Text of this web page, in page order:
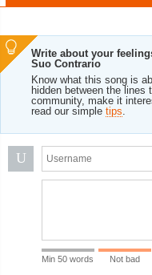
Write about your
Suo Contrario
Know what this song is
hidden between the lines
community, make it
read our simple tips.
U
Min 50 words Not bad